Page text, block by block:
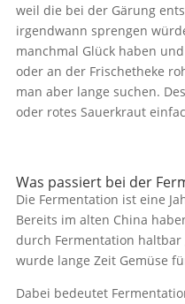
weil die bei der Gärung
irgendwann sprengen
manchmal Glück haben
oder an der Frischetheke
man aber lange suchen.
oder rotes Sauerkraut
Was passiert bei der
Die Fermentation ist eine
Bereits im alten China
durch Fermentation
wurde lange Zeit Gemüse
Dabei bedeutet